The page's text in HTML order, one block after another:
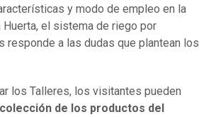
y modo de empleo en la
el sistema de riego por
responde a las dudas que plantean los
los Talleres, los visitantes pueden
de los productos del